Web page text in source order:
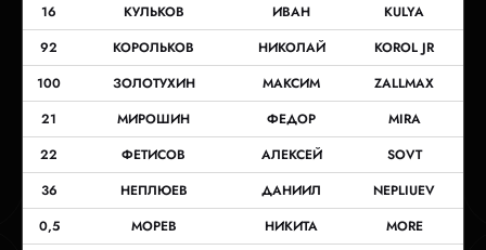
16
КУЛЬКОВ ИВАН
KULYA
92
КОРОЛЬКОВ НИКОЛАЙ
KOROL JR
100
ЗОЛОТУХИН МАКСИМ
ZALLMAX
21
МИРОШИН ФЕДОР
MIRA
22
ФЕТИСОВ АЛЕКСЕЙ
SOVT
36
НЕПЛЮЕВ ДАНИИЛ
NEPLIUEV
0,5
МОРЕВ НИКИТА
MORE